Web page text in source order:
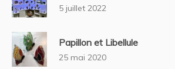
5 juillet 2022
Papillon et Libellule
25 mai 2020